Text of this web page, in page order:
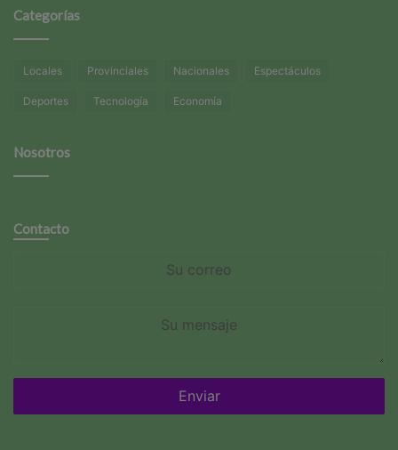
Categorías
Locales Provinciales Nacionales Espectáculos
Deportes Tecnología Economía
Nosotros
Contacto